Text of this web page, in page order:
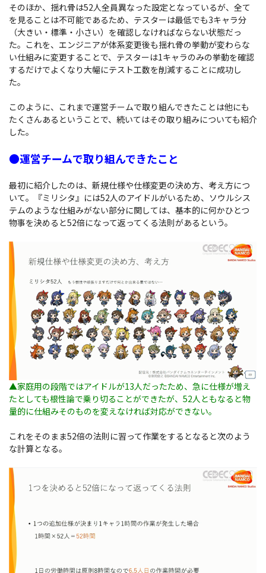
そのほか、揺れ骨は52人全員異なった設定となっているが、全て
を見ることは不可能であるため、テスターは最低でも3キャラ分
（大きい・標準・小さい）を確認しなければならない状態だっ
た。これを、エンジニアが体系変更後も揺れ骨の挙動が変わらな
い仕組みに変更することで、テスターは1キャラのみの挙動を確認
するだけでよくなり大幅にテスト工数を削減することに成功し
た。
このように、これまで運営チームで取り組んできたことは他にも
たくさんあるということで、続いてはその取り組みについても紹介
した。
●運営チームで取り組んできたこと
最初に紹介したのは、新規仕様や仕様変更の決め方、考え方につ
いて。『ミリシタ』には52人のアイドルがいるため、ソウルシス
テムのような仕組みがない部分に関しては、基本的に何かひとつ
物事を決めると52倍になって返ってくる法則があるという。
▲家庭用の段階ではアイドルが13人だったため、急に仕様が増え
たとしても根性論で乗り切ることができたが、52人ともなると物
量的に仕組みそのものを変えなければ対応ができない。
これをそのまま52倍の法則に習って作業をするとなると次のよう
な計算となる。